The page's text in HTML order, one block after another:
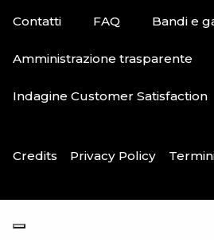
Contatti FAQ Bandi e
Amministrazione trasparente
Indagine Customer Satisfaction
Credits Privacy Policy